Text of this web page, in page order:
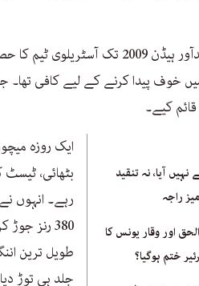
بھاری بھرکم جسامت والے قدآور ہیڈن
خوف پیدا کرنے کے لیے کافی تھا۔
کیے۔
نہیں آیا، نہ تنقید
راجہ
اور وقار یونس کا
ختم ہوگیا؟
ایک روزہ
بٹھائی، ٹیسٹ
380 رنز
طویل ترین
جلد ہی توڑ